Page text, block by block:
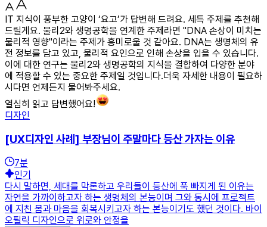
IT 지식이 풍부한 고양이 ‘요고’가 답변해 드려요. 세특 주제를 추천해
드릴게요. 물리2와 생명공학을 연계한 주제라면 "DNA 손상이 미치는
물리적 영향"이라는 주제가 흥미로울 것 같아요. DNA는 생명체의 유
전 정보를 담고 있고, 물리적 요인으로 인해 손상을 입을 수 있습니다.
이에 대한 연구는 물리2와 생명공학의 지식을 결합하여 다양한 분야
에 적용할 수 있는 중요한 주제일 것입니다.더욱 자세한 내용이 필요하
시다면 언제든지 물어봐주세요.
열심히 읽고 답변했어요!
디자인
[UX디자인 사례] 부장님이 주말마다 등산 가자는 이유
7분
인기
다시 말하면, 세대를 막론하고 우리들이 등산에 푹 빠지게 된 이유는
자연을 가까이하고자 하는 생명체의 본능이며 그와 동시에 프로젝트
에 지친 몸과 마음을 회복시키고자 하는 본능이기도 했던 것이다. 바이
오필릭 디자인으로 위로와 안정을